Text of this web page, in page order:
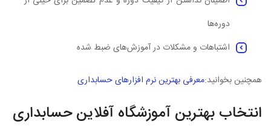
دوره‌ها
اشتباهات و مشکلات در آموزش‌های ضبط شده
همچنین بخوانید:معرفی بهترین نرم افزارهای حسابداری
انتخاب بهترین آموزشگاه آفلاین حسابداری